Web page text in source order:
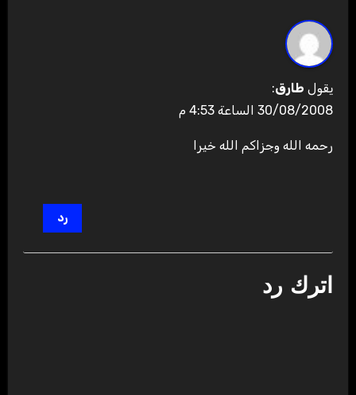
يقول طارق:
30/08/2008 الساعة 4:53 م
رحمه الله وجزاكم الله خيرا
رد
اترك رد